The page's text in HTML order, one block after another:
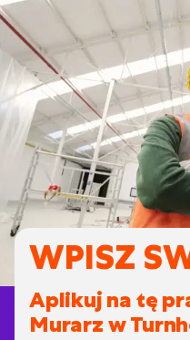
WPISZ
Aplikuj na tę
Murarz w